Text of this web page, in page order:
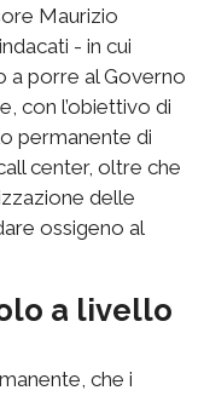
Maurizio
- in cui
a porre al Governo
con l’obiettivo di
permanente di
center, oltre che
delle
ossigeno al
a livello
che i